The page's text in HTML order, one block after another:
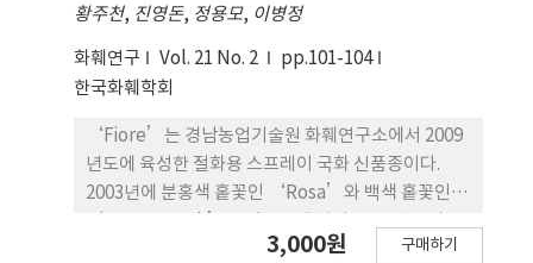
일수가 49일이었다.이 품종은 흰녹병에 중도저항성
을 나타내고 있으며, 대조품종에 비해 기호도도 높았
황주천, 진영돈, 정용모, 이병정
화훼연구 Vol. 21 No. 2
pp.101-104
한국화훼학회
‘Fiore’는 경남농업기술원 화훼연구소에서 2009
년도에 육성한 절화용 스프레이 국화 신품종이다.
2003년에 분홍색 홑꽃인 ‘Rosa’와 백색 홑꽃인
2009년까지 파종과 계통선발을 통해 육성하였다. 화
3,000원 구매하기